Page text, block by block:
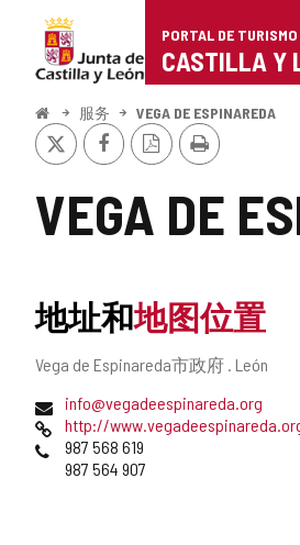
Portal
de
Turismo
de
Castilla
PORTAL DE TURISMO
CASTILLA Y
开
始
服务 VEGA DE ESPINAREDA
VEGA DE
推
特
FacebookPDF
版
打
印
地址和地图位置
邮
地
址
Vega de Espinareda市政府 . León
电
子
邮
info@vegadeespinareda.org
网
页
http://
电
987 568 619
987 564 907